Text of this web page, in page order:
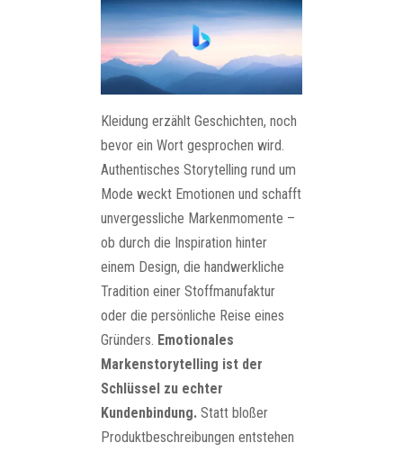
Kleidung erzählt Geschichten, noch
bevor ein Wort gesprochen wird.
Authentisches Storytelling rund um
Mode weckt Emotionen und schafft
unvergessliche Markenmomente –
ob durch die Inspiration hinter
einem Design, die handwerkliche
Tradition einer Stoffmanufaktur
oder die persönliche Reise eines
Gründers. Emotionales
Markenstorytelling ist der
Schlüssel zu echter
Kundenbindung. Statt bloßer
Produktbeschreibungen entstehen